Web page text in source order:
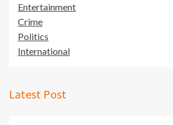
Entertainment
Crime
Politics
International
Latest Post